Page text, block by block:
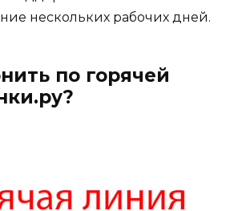
нескольких рабочих дней.
по горячей